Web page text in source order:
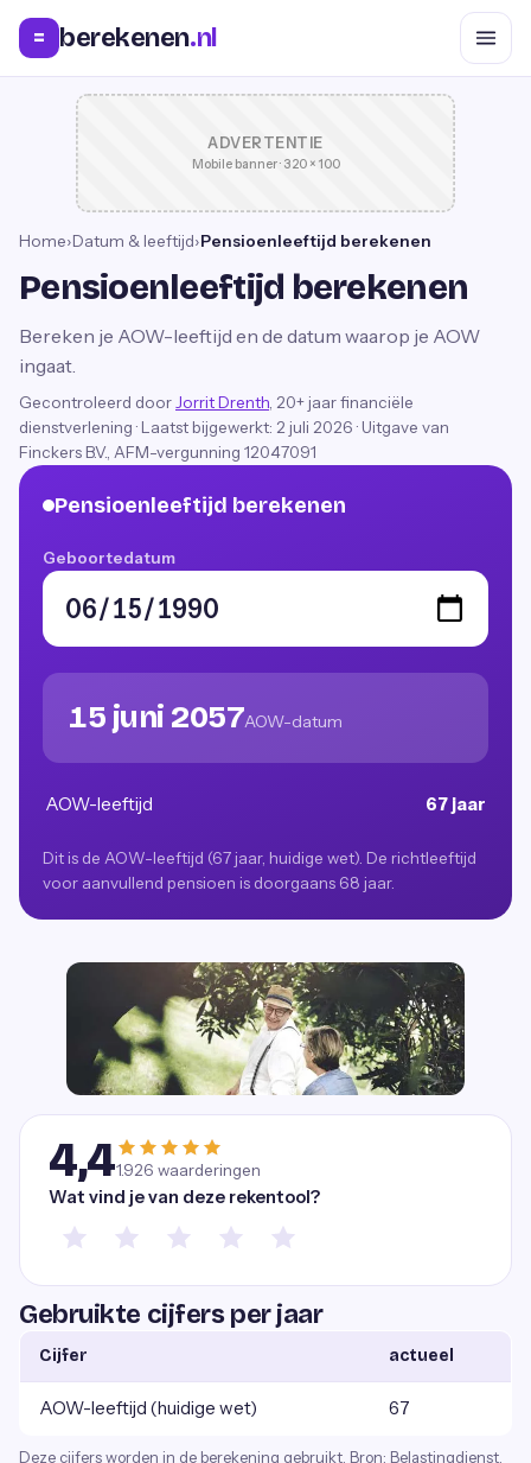
= berekenen.nl
ADVERTENTIE
Mobile banner · 320 × 100
Home›Datum & leeftijd›Pensioenleeftijd berekenen
Pensioenleeftijd berekenen
Bereken je AOW-leeftijd en de datum waarop je AOW
ingaat.
Gecontroleerd door Jorrit Drenth , 20+ jaar financiële
dienstverlening · Laatst bijgewerkt: 2 juli 2026 · Uitgave van
Finckers B.V., AFM-vergunning 12047091
Pensioenleeftijd berekenen
Geboortedatum
15 juni 2057AOW-datum
AOW-leeftijd 67 jaar
Dit is de AOW-leeftijd (67 jaar, huidige wet). De richtleeftijd
voor aanvullend pensioen is doorgaans 68 jaar.
4,41.926 waarderingen
Wat vind je van deze rekentool?
Gebruikte cijfers per jaar
Cijfer actueel
AOW-leeftijd (huidige wet) 67
Deze cijfers worden in de berekening gebruikt. Bron: Belastingdienst.